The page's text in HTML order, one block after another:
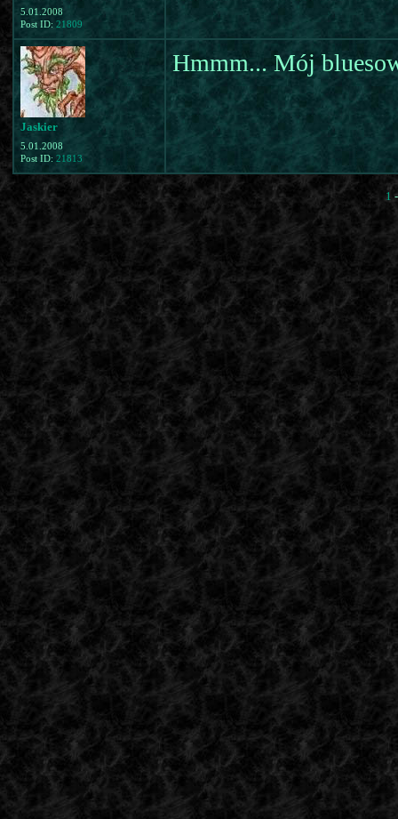
5.01.2008
Post ID: 21809
Jaskier
5.01.2008
Post ID: 21813
Hmmm... Mój
1